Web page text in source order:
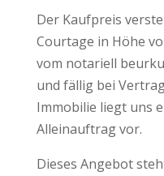
Der Kaufpreis
Courtage in Höhe
vom notariell
und fällig bei
Immobilie liegt uns
Alleinauftrag vor.
Dieses Angebot